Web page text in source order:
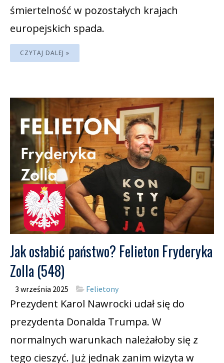
śmiertelność w pozostałych krajach
europejskich spada.
CZYTAJ DALEJ »
Jak osłabić państwo? Felieton Fryderyka
Zolla (548)
3 września 2025 Felietony
Prezydent Karol Nawrocki udał się do
prezydenta Donalda Trumpa. W
normalnych warunkach należałoby się z
tego cieszyć. Już jednak zanim wizyta w